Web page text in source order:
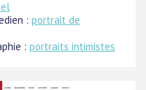
: portrait de
: portraits intimistes